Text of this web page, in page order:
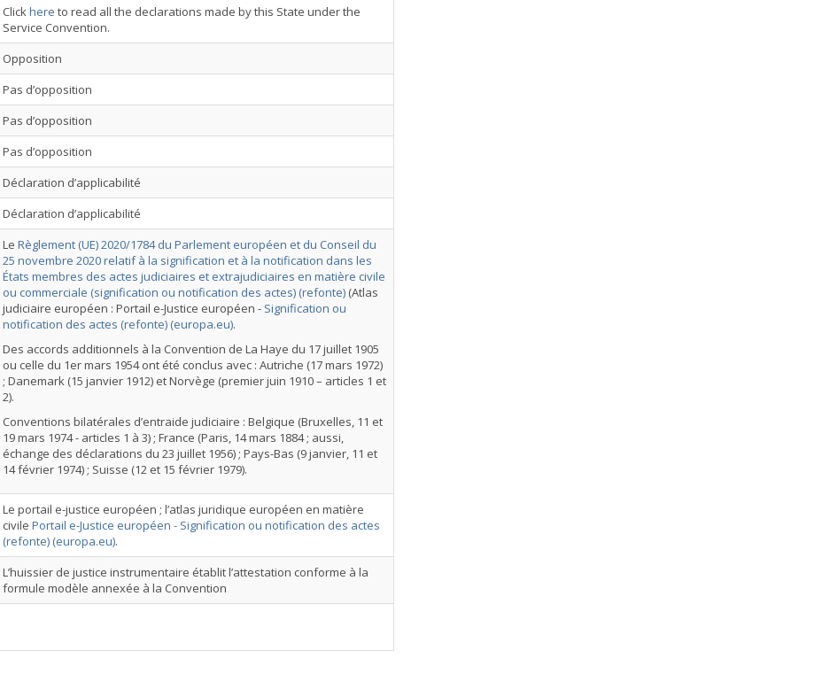
Clickhere to read all the declarations made by this State under the
Service Convention.
Opposition
Pas d’opposition
Pas d’opposition
Pas d’opposition
Déclaration d’applicabilité
Déclaration d’applicabilité
Le Règlement (UE) 2020/1784 du Parlement européen et du Conseil du
25 novembre 2020 relatif à la signification et à la notification dans les
États membres des actes judiciaires et extrajudiciaires en matière civile
ou commerciale (signification ou notification des actes) (refonte) (Atlas
judiciaire européen : Portail e-Justice européen - Signification ou
notification des actes (refonte) (europa.eu).
Des accords additionnels à la Convention de La Haye du 17 juillet 1905
ou celle du 1er mars 1954 ont été conclus avec : Autriche (17 mars 1972)
; Danemark (15 janvier 1912) et Norvège (premier juin 1910 – articles 1 et
2).
Conventions bilatérales d’entraide judiciaire : Belgique (Bruxelles, 11 et
19 mars 1974 - articles 1 à 3) ; France (Paris, 14 mars 1884 ; aussi,
échange des déclarations du 23 juillet 1956) ; Pays-Bas (9 janvier, 11 et
14 février 1974) ; Suisse (12 et 15 février 1979).
Le portail e-justice européen ; l’atlas juridique européen en matière
civile Portail e-Justice européen - Signification ou notification des actes
(refonte) (europa.eu).
L’huissier de justice instrumentaire établit l’attestation conforme à la
formule modèle annexée à la Convention